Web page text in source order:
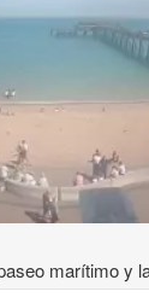
marítimo y